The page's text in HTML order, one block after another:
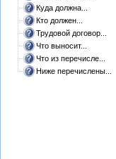
Куда должна...
Кто должен...
Трудовой договор...
Что выносит...
Что из перечисле...
Ниже перечислены...